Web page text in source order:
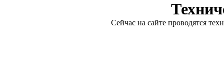
Сейчас на сайте проводятся